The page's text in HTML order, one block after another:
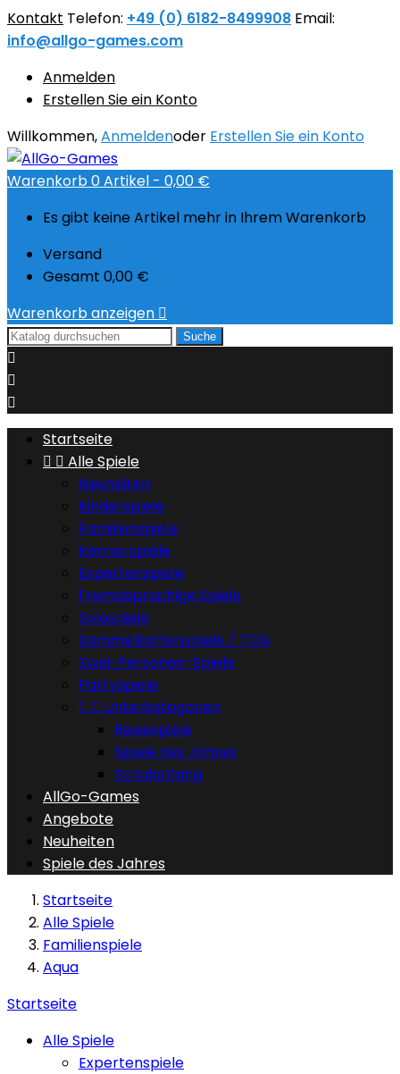
Kontakt Telefon: +49 (0) 6182-8499908 Email:
info@allgo-games.com
Anmelden
Erstellen Sie ein Konto
Willkommen,Anmeldenoder Erstellen Sie ein Konto
Warenkorb0Artikel - 0,00 €
Es gibt keine Artikel mehr in Ihrem Warenkorb
Versand
Gesamt 0,00 €
Warenkorb anzeigen 
Suche



Startseite
  Alle Spiele
Neuheiten
Kinderspiele
Familienspiele
Kennerspiele
Expertenspiele
Fremdsprachige Spiele
Solospiele
Sammelkartenspiele / TCG
Zwei-Personen-Spiele
Partyspiele
  Unterkategorien
Reisespiele
Spiele des Jahres
Schulanfang
AllGo-Games
Angebote
Neuheiten
Spiele des Jahres
Startseite
Alle Spiele
Familienspiele
Aqua
Startseite
Alle Spiele
Expertenspiele